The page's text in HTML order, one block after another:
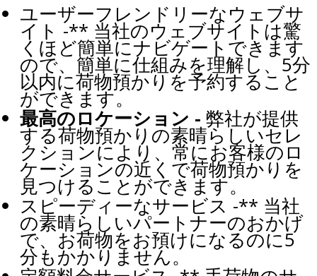
ユーザーフレンドリーなウェブサ
イト -** 当社のウェブサイトは驚
くほど簡単にナビゲートできます
ので、簡単に仕組みを理解し、5分
以内に荷物預かりを予約すること
ができます。
最高のロケーション - 弊社が提供
する荷物預かりの素晴らしいセレ
クションにより、常にお客様のロ
ケーションの近くで荷物預かりを
見つけることができます。
スピーディーなサービス -** 当社
の素晴らしいパートナーのおかげ
で、お荷物をお預けになるのに5
分もかかりません。